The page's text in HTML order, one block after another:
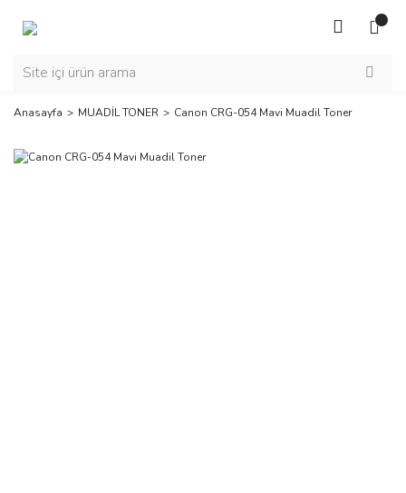
Anasayfa MUADİL TONER Canon CRG-054 Mavi Muadil Toner